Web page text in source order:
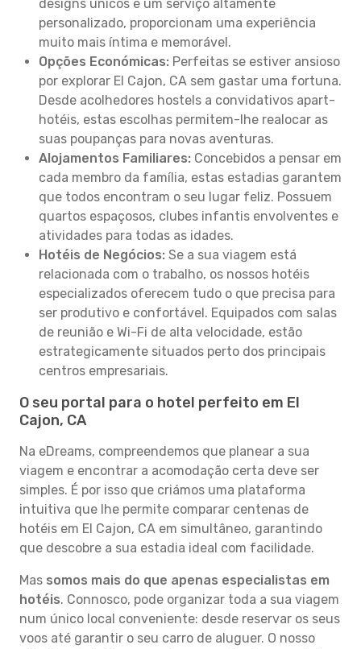
designs únicos e um serviço altamente
personalizado, proporcionam uma experiência
muito mais íntima e memorável.
Opções Económicas: Perfeitas se estiver ansioso
por explorar El Cajon, CA sem gastar uma fortuna.
Desde acolhedores hostels a convidativos apart-
hotéis, estas escolhas permitem-lhe realocar as
suas poupanças para novas aventuras.
Alojamentos Familiares: Concebidos a pensar em
cada membro da família, estas estadias garantem
que todos encontram o seu lugar feliz. Possuem
quartos espaçosos, clubes infantis envolventes e
atividades para todas as idades.
Hotéis de Negócios: Se a sua viagem está
relacionada com o trabalho, os nossos hotéis
especializados oferecem tudo o que precisa para
ser produtivo e confortável. Equipados com salas
de reunião e Wi-Fi de alta velocidade, estão
estrategicamente situados perto dos principais
centros empresariais.
O seu portal para o hotel perfeito em El
Cajon, CA
Na eDreams, compreendemos que planear a sua
viagem e encontrar a acomodação certa deve ser
simples. É por isso que criámos uma plataforma
intuitiva que lhe permite comparar centenas de
hotéis em El Cajon, CA em simultâneo, garantindo
que descobre a sua estadia ideal com facilidade.
Mas somos mais do que apenas especialistas em
hotéis. Connosco, pode organizar toda a sua viagem
num único local conveniente: desde reservar os seus
voos até garantir o seu carro de aluguer. O nosso